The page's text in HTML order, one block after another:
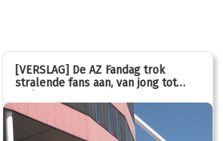
[VERSLAG] De AZ Fandag trok
stralende fans aan, van jong tot